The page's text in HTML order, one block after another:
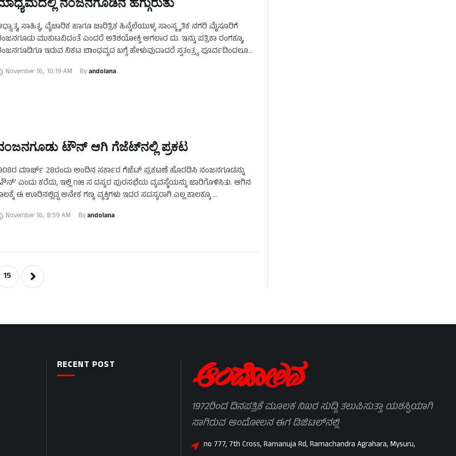
ನಂಜನಗೂಡಿನ ಹೆಗ್ಗುರುತು
ಸಾಹಿತ್ಯ, ವೈಚಾರಿಕ ಹಾಗೂ ಚಾರಿತ್ರಿಕ ಹಿನ್ನೆಲೆಯುಳ್ಳ ಸಾಂಸ್ಕೃತಿಕ ನಗರಿ ಮೈಸೂರಿಗೆ
ಮುಕುಟವಿದಂತೆ ಎಂದರೆ ಅತಿಶಯೋಕ್ತಿ ಆಗಲಾರ ದು. ಇನ್ನು ಪತ್ರಿಕಾ ರಂಗಕ್ಕೂ,
ಇರುವ ನಿಕಟ ಬಾಂಧವ್ಯದ ಬಗ್ಗೆ ಹೇಳುವುದಾದರೆ ಸ್ವತಂತ್ರ್ಯ ಪೂರ್ವದಿಂದಲೂ
November 16, 10:19 AM By andolana
ಟೌನ್‌ ಆಗಿ ಗೆಜೆಟ್‌ನಲ್ಲಿ ಪ್ರಕಟ
ಮಾರ್ಚ್‌ 28ರಂದು ಅಂದಿನ ಸರ್ಕಾರ ಗೆಜೆಟ್‌ ಪ್ರಕಟಣೆ ಹೊರಡಿಸಿ ನಂಜನಗೂಡನ್ನು
ಎಂದು ಕರೆದು, ಇಲ್ಲಿ ೧೫ ಸ ದಸ್ಯರ ಪುರಸಭೆಯ ವ್ಯವಸ್ಥೆಯನ್ನು ಜಾರಿಗೊಳಿಸಿತು. ಆಗಿನ
ಈ ಊರಿನಲ್ಲಿದ್ದ ಅನೇಕ ಗಣ್ಯ ವ್ಯಕ್ತಿಗಳು ಇದರ ಸದಸ್ಯರಾಗಿ ಎಲ್ಲ ಕಾಲಕ್ಕೂ …
November 16, 8:59 AM By andolana
15
RECENT POST
1972ರಿಂದ ದಿನಪತ್ರಿಕೆ ಮೂಲಕ ನಿಖರ ಸುದ್ದಿ ತಲುಪಿಸುತ್ತಾ ಯಶಸ್ವಿಯಾಗಿ
ಸಾಗಿರುವ ಆಂದೋಲನ ಈಗ ಡಿಜಿಟಲ್‌ನಲ್ಲಿ
no 777, 7th Cross, Ramanuja Rd, Ramachandra Agrahara, Mysuru,